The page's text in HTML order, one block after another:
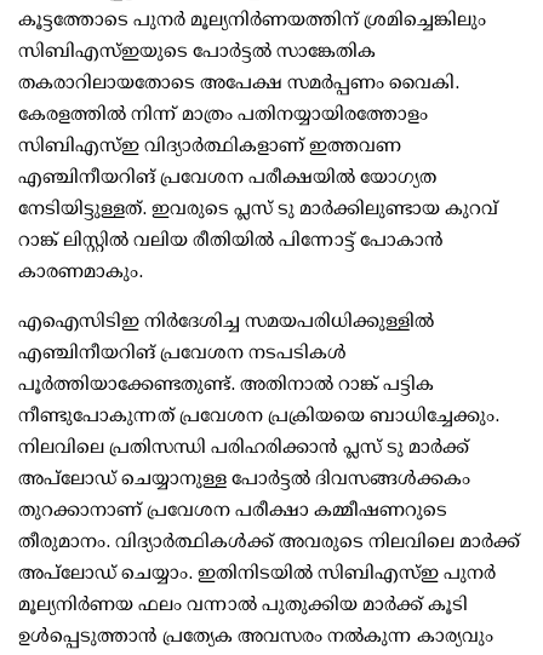
കൂട്ടത്തോടെ പുനര്‍ മൂല്യനിര്‍ണയത്തിന് ശ്രമിച്ചെങ്കിലും
സിബിഎസ്ഇയുടെ പോര്‍ട്ടല്‍ സാങ്കേതിക
തകരാറിലായതോടെ അപേക്ഷ സമര്‍പ്പണം വൈകി.
കേരളത്തില്‍ നിന്ന് മാത്രം പതിനയ്യായിരത്തോളം
സിബിഎസ്ഇ വിദ്യാര്‍ത്ഥികളാണ് ഇത്തവണ
എഞ്ചിനീയറിങ് പ്രവേശന പരീക്ഷയില്‍ യോഗ്യത
നേടിയിട്ടുള്ളത്. ഇവരുടെ പ്ലസ് ടു മാര്‍ക്കിലുണ്ടായ കുറവ്
റാങ്ക് ലിസ്റ്റില്‍ വലിയ രീതിയില്‍ പിന്നോട്ട് പോകാന്‍
കാരണമാകും.
എഐസിടിഇ നിര്‍ദേശിച്ച സമയപരിധിക്കുള്ളില്‍
എഞ്ചിനീയറിങ് പ്രവേശന നടപടികള്‍
പൂര്‍ത്തിയാക്കേണ്ടതുണ്ട്. അതിനാല്‍ റാങ്ക് പട്ടിക
നീണ്ടുപോകുന്നത് പ്രവേശന പ്രക്രിയയെ ബാധിച്ചേക്കും.
നിലവിലെ പ്രതിസന്ധി പരിഹരിക്കാന്‍ പ്ലസ് ടു മാര്‍ക്ക്
അപ്‌ലോഡ് ചെയ്യാനുള്ള പോര്‍ട്ടല്‍ ദിവസങ്ങള്‍ക്കകം
തുറക്കാനാണ് പ്രവേശന പരീക്ഷാ കമ്മീഷണറുടെ
തീരുമാനം. വിദ്യാര്‍ത്ഥികള്‍ക്ക് അവരുടെ നിലവിലെ മാര്‍ക്ക്
അപ്‌ലോഡ് ചെയ്യാം. ഇതിനിടയില്‍ സിബിഎസ്ഇ പുനര്‍
മൂല്യനിര്‍ണയ ഫലം വന്നാല്‍ പുതുക്കിയ മാര്‍ക്ക് കൂടി
ഉള്‍പ്പെടുത്താന്‍ പ്രത്യേക അവസരം നല്‍കുന്ന കാര്യവും